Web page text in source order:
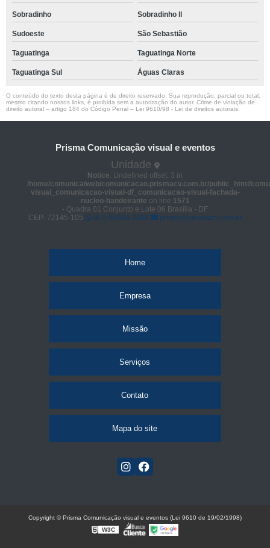
Sobradinho Sobradinho ll
Sudoeste São Sebastião
Taguatinga Taguatinga Norte
Taguatinga Sul Águas Claras
O conteúdo do texto desta página é de direito reservado. Sua reprodução, parcial ou total,
mesmo citando nossos links, é proibida sem a autorização do autor. Crime de violação de
direito autoral – artigo 184 do Código Penal – Lei 9610/98 - Lei de direitos autorais
Prisma Comunicação visual e eventos
Unidade
Notice: Undefined offset: 3 in
/home/comunica/web/comunicacao.prismacv.com.br/public_html/
visual_comunicacao-visual-df_comunicacao-visual-fachada-
nucleo-bandeirante on line 1571
- Quadra 01 Conjunto e Lote 06 Brasília - DF
CEP: 72145-105
(61) 98664-2818 prisma@prismacv.com.br
Home
Empresa
Missão
Serviços
Contato
Mapa do site
Copyright © Prisma Comunicação visual e eventos (Lei 9610 de 19/02/1998)
W3C